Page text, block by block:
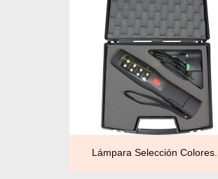
Lámpara Selección Colores...